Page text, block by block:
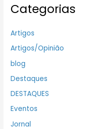
Categorias
Artigos
Artigos/Opinião
blog
Destaques
DESTAQUES
Eventos
Jornal